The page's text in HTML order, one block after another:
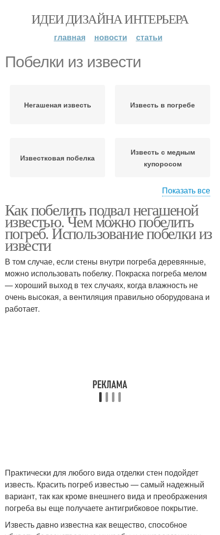
ИДЕИ ДИЗАЙНА ИНТЕРЬЕРА
главная новости статьи
Побелки из извести
Негашеная известь Известь в погребе
Известковая побелка
Известь с медным
купоросом
Извести в качестве Известь для побелки
Материалы для
побелки
Смеси для побелки
Показать все
Как побелить подвал негашеной
известью. Чем можно побелить
погреб. Использование побелки из
извести
В том случае, если стены внутри погреба деревянные,
можно использовать побелку. Покраска погреба мелом
— хороший выход в тех случаях, когда влажность не
очень высокая, а вентиляция правильно оборудована и
работает.
Практически для любого вида отделки стен подойдет
известь. Красить погреб известью — самый надежный
вариант, так как кроме внешнего вида и преображения
погреба вы еще получаете антигрибковое покрытие.
Известь давно известна как вещество, способное